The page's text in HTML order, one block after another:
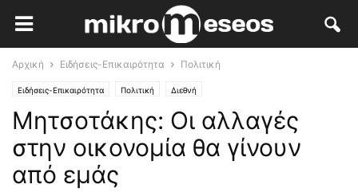
Αρχική Ειδήσεις-Επικαιρότητα Πολιτική
Ειδήσεις-Επικαιρότητα Πολιτική Διεθνή
Μητσοτάκης: Οι αλλαγές
στην οικονομία θα γίνουν
από εμάς